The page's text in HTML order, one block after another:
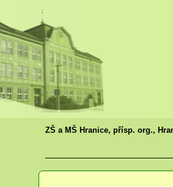
ZŠ a MŠ Hranice, přísp. org.,